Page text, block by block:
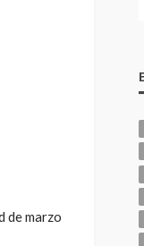
de marzo